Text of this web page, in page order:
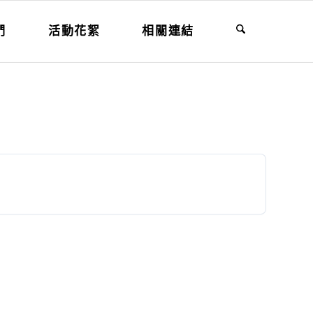
活動花絮 相關連結